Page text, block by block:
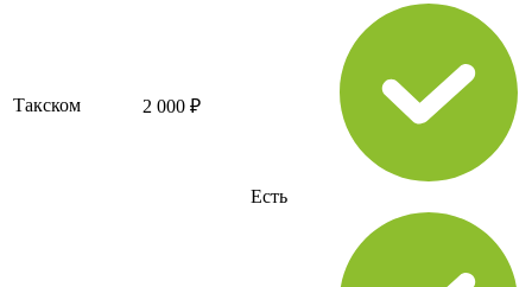
Такском 2 000 ₽
Есть